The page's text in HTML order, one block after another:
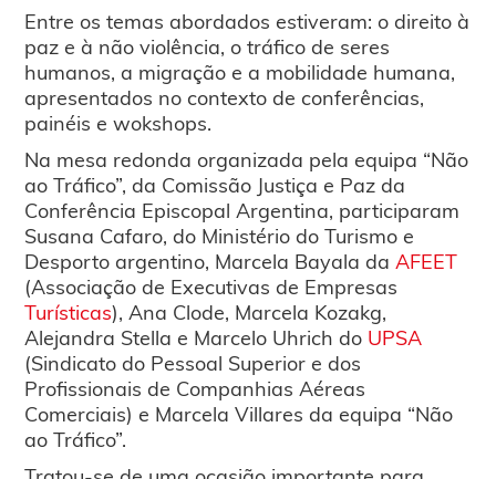
Entre os temas abordados estiveram: o direito à
paz e à não violência, o tráfico de seres
humanos, a migração e a mobilidade humana,
apresentados no contexto de conferências,
painéis e wokshops.
Na mesa redonda organizada pela equipa “Não
ao Tráfico”, da Comissão Justiça e Paz da
Conferência Episcopal Argentina, participaram
Susana Cafaro, do Ministério do Turismo e
Desporto argentino, Marcela Bayala daAFEET
(Associação de Executivas de Empresas
Turísticas), Ana Clode, Marcela Kozakg,
Alejandra Stella e Marcelo Uhrich do UPSA
(Sindicato do Pessoal Superior e dos
Profissionais de Companhias Aéreas
Comerciais) e Marcela Villares da equipa “Não
ao Tráfico”.